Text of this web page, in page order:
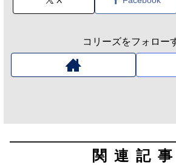
コリーズをフォロー
関連記事